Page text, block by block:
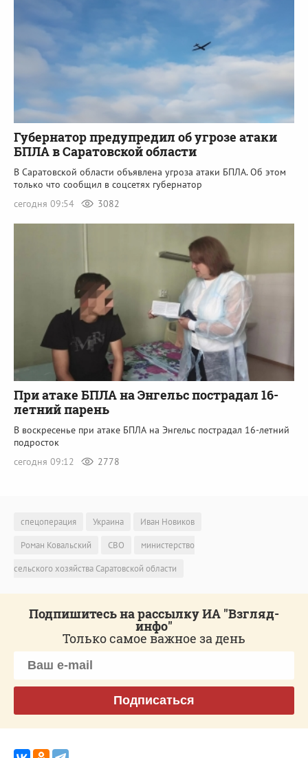
Губернатор предупредил об угрозе атаки
БПЛА в Саратовской области
В Саратовской области объявлена угроза атаки БПЛА. Об этом
только что сообщил в соцсетях губернатор
сегодня 09:54
3082
При атаке БПЛА на Энгельс пострадал 16-
летний парень
В воскресенье при атаке БПЛА на Энгельс пострадал 16-летний
подросток
сегодня 09:12
2778
спецоперация Украина
Иван Новиков
Роман Ковальский
СВО
министерство
сельского хозяйства Саратовской области
Подпишитесь на рассылку ИА "Взгляд-
инфо"
Только самое важное за день
Подписаться